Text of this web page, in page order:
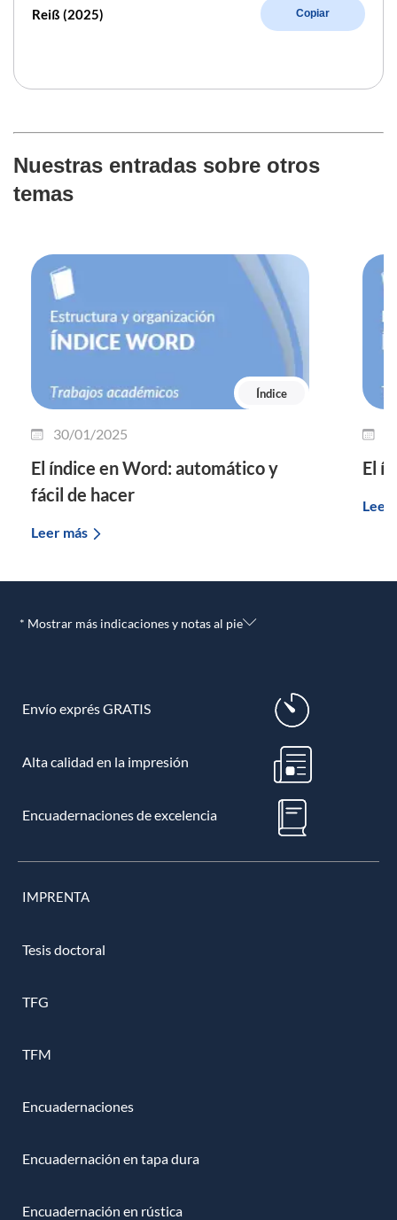
Reiß (2025) Copiar
Nuestras entradas sobre otros
temas
Índice
30/01/2025
El índice en Word: automático y
fácil de hacer
Leer más
El
Leer
* Mostrar más indicaciones y notas al pie
Envío exprés GRATIS
Alta calidad en la impresión
Encuadernaciones de excelencia
IMPRENTA
Tesis doctoral
TFG
TFM
Encuadernaciones
Encuadernación en tapa dura
Encuadernación en rústica